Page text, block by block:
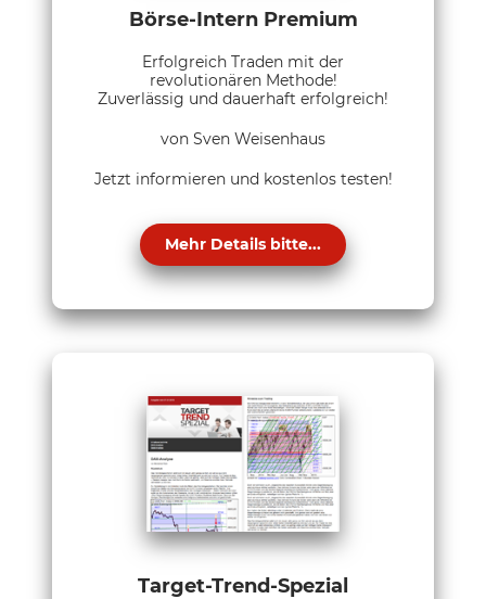
Börse-Intern Premium
Erfolgreich Traden mit der
revolutionären Methode!
Zuverlässig und dauerhaft erfolgreich!
von Sven Weisenhaus
Jetzt informieren und kostenlos testen!
Mehr Details bitte...
Target-Trend-Spezial